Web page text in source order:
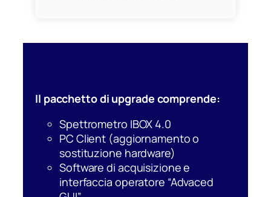
Il pacchetto di upgrade comprende:
Spettrometro IBOX 4.0
PC Client (aggiornamento o
sostituzione hardware)
Software di acquisizione e
interfaccia operatore “Advaced